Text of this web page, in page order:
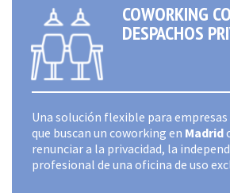
COWORKING
DESPACHOS
Una solución flexible para
que buscan un coworking en Madrid
renunciar a la privacidad, la
profesional de una oficina de uso